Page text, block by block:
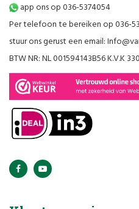
app ons op 036-5374054
Per telefoon te bereiken op 036-
stuur ons gerust een email:
BTW NR: NL 001594143B56 K.V.K